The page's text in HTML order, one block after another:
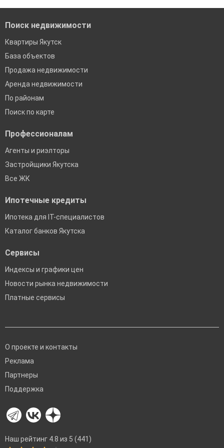
Поиск недвижимости
Квартиры Якутск
База объектов
Продажа недвижимости
Аренда недвижимости
По районам
Поиск по карте
Профессионалам
Агенты и риэлторы
Застройщики Якутска
Все ЖК
Ипотечные кредиты
Ипотека для IT-специалистов
Каталог банков Якутска
Сервисы
Индексы и графики цен
Новости рынка недвижимости
Платные сервисы
О проекте и контакты
Реклама
Партнеры
Поддержка
Наш рейтинг 4.8 из 5 (441)